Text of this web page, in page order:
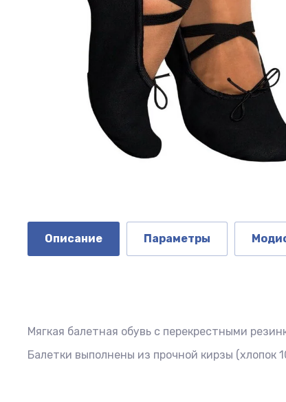
Описание Параметры
Мягкая балетная обувь с перекрестными
Балетки выполнены из прочной кирзы